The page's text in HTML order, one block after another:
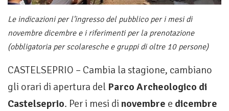
Le indicazioni per l'ingresso del pubblico per i mesi di
novembre dicembre e i riferimenti per la prenotazione
(obbligatoria per scolaresche e gruppi di oltre 10 persone)
CASTELSEPRIO – Cambia la stagione, cambiano
gli orari di apertura del Parco Archeologico di
Castelseprio. Per i mesi di novembre e dicembre